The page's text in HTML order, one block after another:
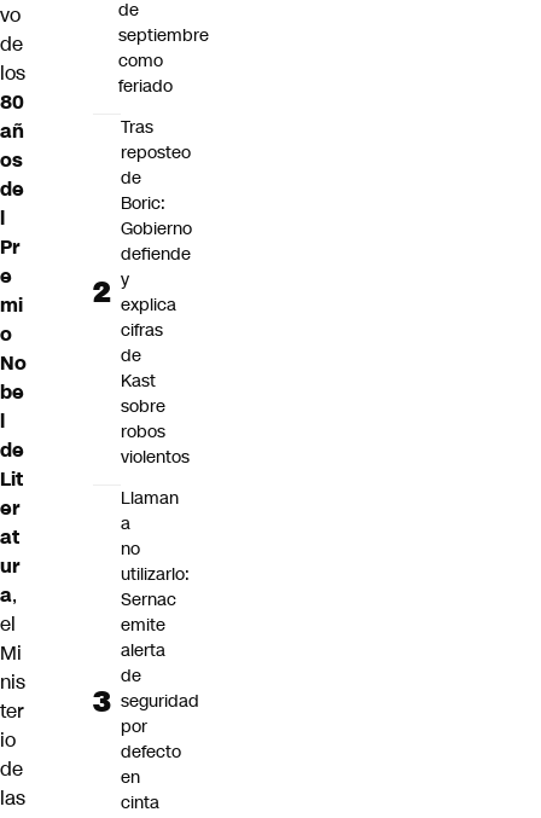
vo
de
los
80
añ
os
de
l
Pr
e
mi
o
No
be
l
de
Lit
er
at
ur
a,
el
Mi
nis
ter
io
de
las
de
septiembre
como
feriado
Tras
reposteo
de
Boric:
Gobierno
defiende
y
explica
cifras
de
Kast
sobre
robos
violentos
Llaman
a
no
utilizarlo:
Sernac
emite
alerta
de
seguridad
por
defecto
en
cinta